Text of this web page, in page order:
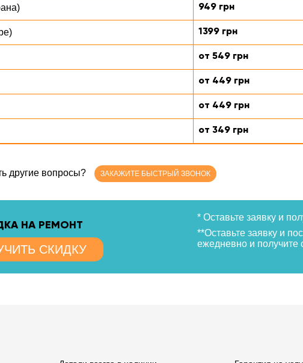
949 грн
1399 грн
от 549 грн
от 449 грн
от 449 грн
от 349 грн
другие вопросы? ЗАКАЖИТЕ БЫСТРЫЙ ЗВОНОК
НА РЕМОНТ
СКИДКУ
* Оставьте заявку и
**Оставьте заявку и
ежедневно и получите